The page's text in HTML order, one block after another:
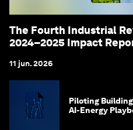
The Fourth Industrial
2024–2025 Impact
11 jun. 2026
Piloting
AI-Energy